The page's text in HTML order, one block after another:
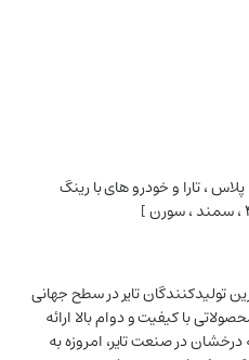
پلاس ، تارا و خودرو های با رینگ
تولیدکنندگان تایر در سطح جهانی
با کیفیت و دوام بالا ارائه
در صنعت تایر، امروزه به